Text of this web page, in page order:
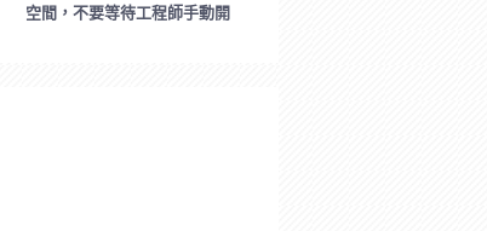
空間，不要等待工程師手動開